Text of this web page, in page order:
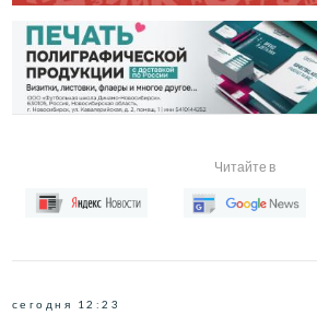
Читайте в
сегодня 12:23